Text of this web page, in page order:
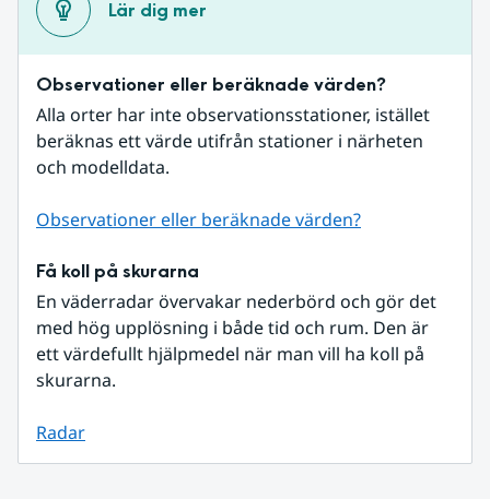
Lär dig mer
Observationer eller beräknade värden?
Alla orter har inte observationsstationer, istället
beräknas ett värde utifrån stationer i närheten
och modelldata.
Observationer eller beräknade värden?
Få koll på skurarna
En väderradar övervakar nederbörd och gör det
med hög upplösning i både tid och rum. Den är
ett värdefullt hjälpmedel när man vill ha koll på
skurarna.
Radar